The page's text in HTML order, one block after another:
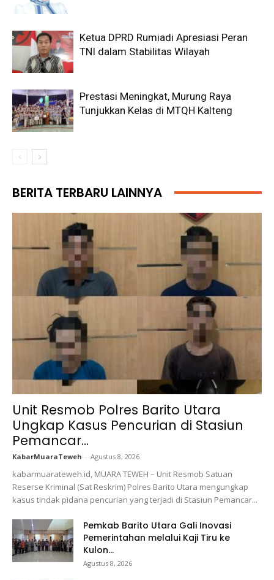
Ketua DPRD Rumiadi Apresiasi Peran
TNI dalam Stabilitas Wilayah
Prestasi Meningkat, Murung Raya
Tunjukkan Kelas di MTQH Kalteng
BERITA TERBARU LAINNYA
Unit Resmob Polres Barito Utara
Ungkap Kasus Pencurian di Stasiun
Pemancar...
KabarMuaraTeweh - Agustus 8, 2026
kabarmuarateweh.id, MUARA TEWEH – Unit Resmob Satuan
Reserse Kriminal (Sat Reskrim) Polres Barito Utara mengungkap
kasus tindak pidana pencurian yang terjadi di Stasiun Pemancar...
Pemkab Barito Utara Gali Inovasi
Pemerintahan melalui Kaji Tiru ke
Kulon...
Agustus 8, 2026